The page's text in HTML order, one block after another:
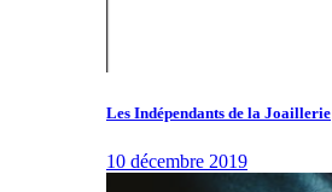
Les Indépendants de la Joaillerie
10 décembre 2019